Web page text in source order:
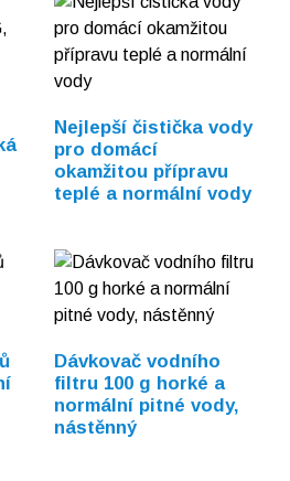
Nejlepší čistička vody
pro domácí
okamžitou přípravu
teplé a normální vody
Dávkovač vodního
filtru 100 g horké a
normální pitné vody,
nástěnný